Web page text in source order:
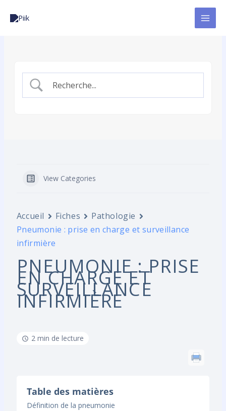
View Categories
Accueil Fiches
Pathologie
Pneumonie : prise en charge et surveillance
infirmière
PNEUMONIE : PRISE
EN CHARGE ET
SURVEILLANCE
INFIRMIÈRE
2 min de lecture
Table des matières
Définition de la pneumonie